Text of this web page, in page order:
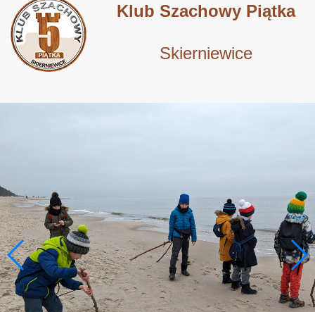
Klub Szachowy Piątka
Skierniewice